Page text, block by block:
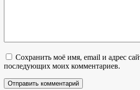
Сохранить моё имя, email и адрес
последующих моих комментариев.